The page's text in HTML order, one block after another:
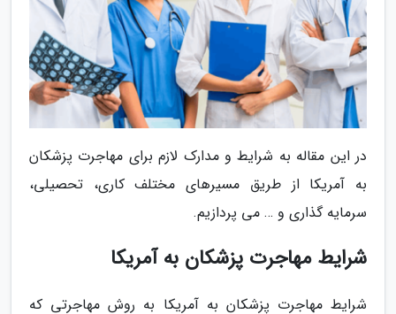
در این مقاله به شرایط و مدارک لازم برای مهاجرت پزشکان
به آمریکا از طریق مسیرهای مختلف کاری، تحصیلی،
سرمایه گذاری و … می پردازیم.
شرایط مهاجرت پزشکان به آمریکا
شرایط مهاجرت پزشکان به آمریکا به روش مهاجرتی که